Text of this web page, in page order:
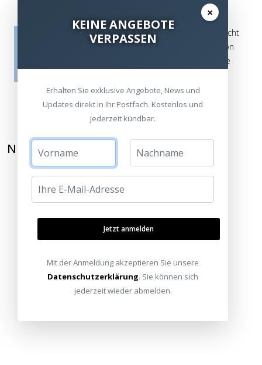
Die Bewertungen werden vor ihrer Veröffentlichung nicht
auf ihre Echtheit überprüft. Sie können daher auch von
Verbrauchern stammen, die die bewerteten Produkte
NEWSLETTER ABONNIEREN
×
KEINE ANGEBOTE
VERPASSEN
Erhalten Sie exklusive Angebote, News und
Updates direkt in Ihr Postfach. Kostenlos und
jederzeit kündbar.
Jetzt anmelden
Mit der Anmeldung akzeptieren Sie unsere
Datenschutzerklärung. Sie können sich
jederzeit wieder abmelden.